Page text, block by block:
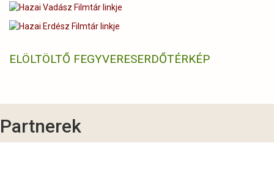
ELÖLTÖLTŐ FEGYVERESERDŐTÉRKÉP
Partnerek